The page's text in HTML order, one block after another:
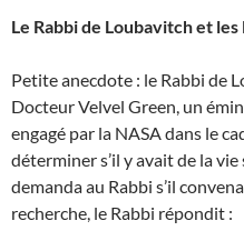
Le Rabbi de Loubavitch et
Petite anecdote : le Rabbi de
Docteur Velvel Green, un
engagé par la NASA dans le
déterminer s’il y avait de la
demanda au Rabbi s’il
recherche, le Rabbi répondit :